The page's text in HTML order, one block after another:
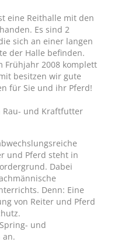
eine Reithalle mit den
Es sind 2
sich an einer langen
der Halle befinden.
Frühjahr 2008 komplett
besitzen wir gute
für Sie und ihr Pferd!
und Kraftfutter
und Pferd steht in
Dabei
Denn: Eine
von Reiter und Pferd
und
an.